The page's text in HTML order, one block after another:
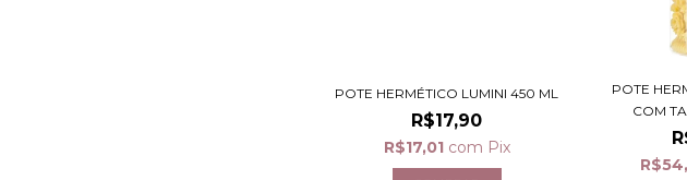
POTE HERMÉTICO LUMINI 450 ML
R$17,90
R$17,01 com Pix
POTE
COM